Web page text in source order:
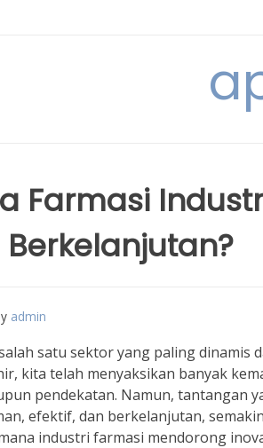
Farmasi
admin
satu sektor yang paling dinamis
kita telah menyaksikan banyak
pendekatan. Namun, tantangan
efektif, dan berkelanjutan,
industri farmasi mendorong